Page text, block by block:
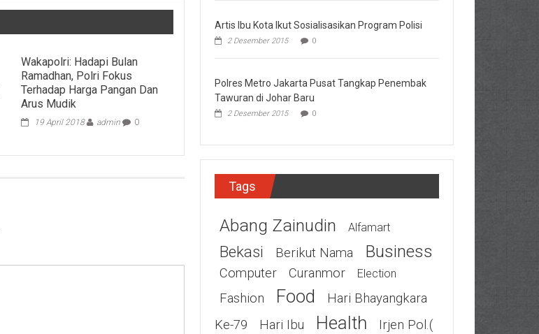
Wakapolri: Hadapi Bulan
Ramadhan, Polri Fokus
Terhadap Harga Pangan Dan
Arus Mudik
19 April 2018 admin 0
Artis Ibu Kota Ikut Sosialisasikan Program Polisi
2 Desember 2015 0
Polres Metro Jakarta Pusat Tangkap Penembak
Tawuran di Johar Baru
2 Desember 2015 0
Tags
Abang Zainudin Alfamart
Bekasi Berikut Nama Business
Computer Curanmor Election
Fashion Food
Hari Bhayangkara
Ke-79
Hari Ibu Health
Irjen Pol.(